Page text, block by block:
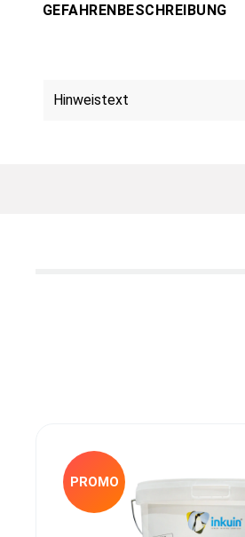
GEFAHRENBESCHREIBUNG
Hinweistext
PROMO